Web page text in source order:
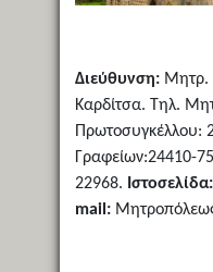
Διεύθυνση:Μητρ.
Καρδίτσα. Τηλ.
Πρωτοσυγκέλλου:
Γραφείων:24410-
22968. Ιστοσελίδα:
mail: